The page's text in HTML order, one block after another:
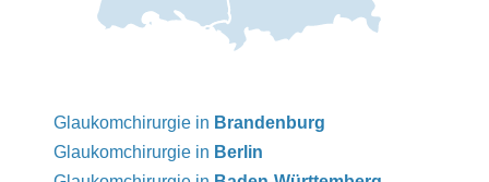
Glaukomchirurgie in Brandenburg
Glaukomchirurgie in Berlin